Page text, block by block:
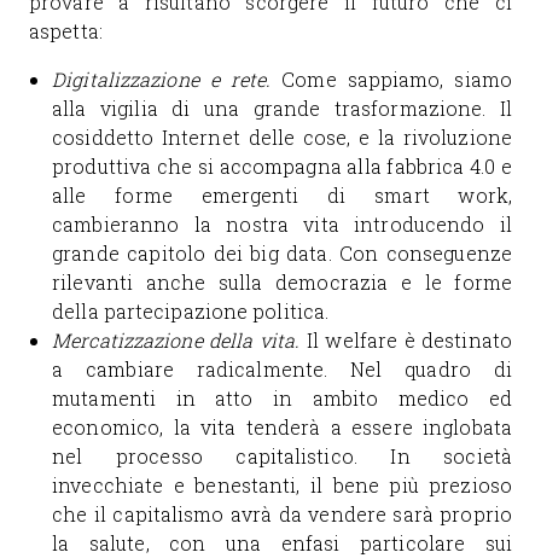
aspetta:
Digitalizzazione e rete. Come sappiamo, siamo
alla vigilia di una grande trasformazione. Il
cosiddetto Internet delle cose, e la rivoluzione
produttiva che si accompagna alla fabbrica 4.0 e
alle forme emergenti di smart work,
cambieranno la nostra vita introducendo il
grande capitolo dei big data. Con conseguenze
rilevanti anche sulla democrazia e le forme
della partecipazione politica.
Mercatizzazione della vita. Il welfare è destinato
a cambiare radicalmente. Nel quadro di
mutamenti in atto in ambito medico ed
economico, la vita tenderà a essere inglobata
nel processo capitalistico. In società
invecchiate e benestanti, il bene più prezioso
che il capitalismo avrà da vendere sarà proprio
la salute, con una enfasi particolare sui